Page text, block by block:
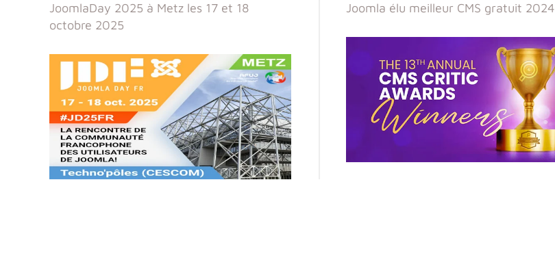
JoomlaDay 2025 à Metz les 17 et 18
octobre 2025
Joomla élu meilleur CMS gratuit 2024